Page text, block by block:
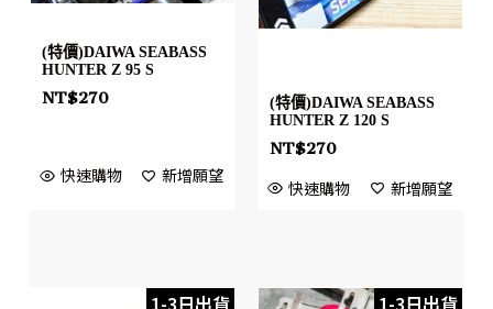
(特價)DAIWA SEABASS
HUNTER Z 95 S
NT$270
快速購物 新增願望
(特價)DAIWA SEABASS
HUNTER Z 120 S
NT$270
快速購物 新增願望
1-3日出貨 1-3日出貨